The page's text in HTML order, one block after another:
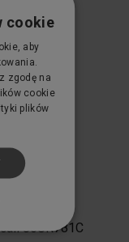
86UR781C
cookie
aby
zgodę na
cookie
plików